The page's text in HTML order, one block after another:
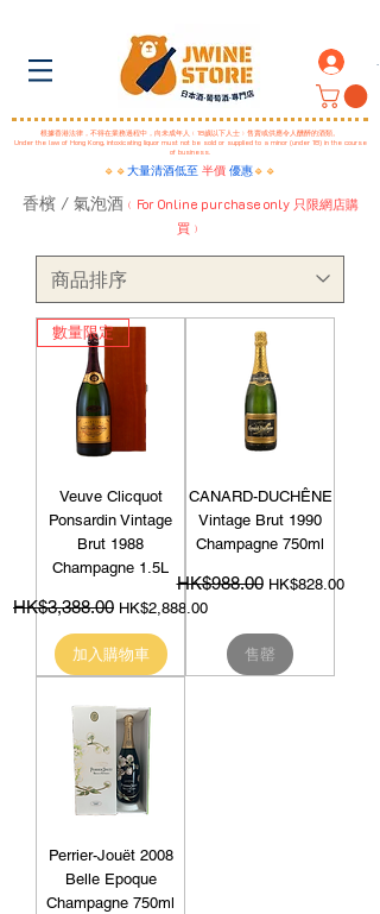
.
根據香港法律，不得在業務過程中，向未成年人﹙18歲以下人士﹚售賣或供應令人醺醉的酒類。
Under the law of Hong Kong, intoxicating liquor must not be sold or supplied to a minor (under 18) in the course
of business.
🔹🔹大量清酒低至 半價 優惠🔹🔹
香檳 / 氣泡酒 ﹙ For Online purchase only只限網店購
買﹚
數量限定
Veuve Clicquot
Ponsardin Vintage
Brut 1988
Champagne 1.5L
一般價格
HK$3,388.00 促銷價格
HK$2,888.00
加入購物車
CANARD-DUCHÊNE
Vintage Brut 1990
Champagne 750ml
一般價格
HK$988.00 促銷價格
HK$828.00
售罄
Perrier-Jouët 2008
Belle Epoque
Champagne 750ml